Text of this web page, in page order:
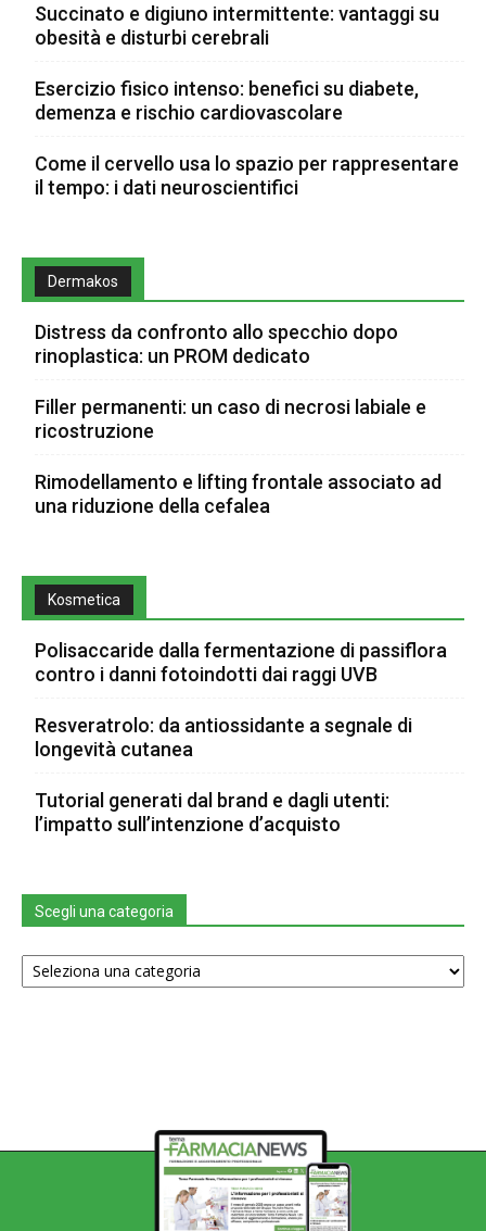
Succinato e digiuno intermittente: vantaggi su
obesità e disturbi cerebrali
Esercizio fisico intenso: benefici su diabete,
demenza e rischio cardiovascolare
Come il cervello usa lo spazio per rappresentare
il tempo: i dati neuroscientifici
Dermakos
Distress da confronto allo specchio dopo
rinoplastica: un PROM dedicato
Filler permanenti: un caso di necrosi labiale e
ricostruzione
Rimodellamento e lifting frontale associato ad
una riduzione della cefalea
Kosmetica
Polisaccaride dalla fermentazione di passiflora
contro i danni fotoindotti dai raggi UVB
Resveratrolo: da antiossidante a segnale di
longevità cutanea
Tutorial generati dal brand e dagli utenti:
l’impatto sull’intenzione d’acquisto
Scegli una categoria
Scegli
una